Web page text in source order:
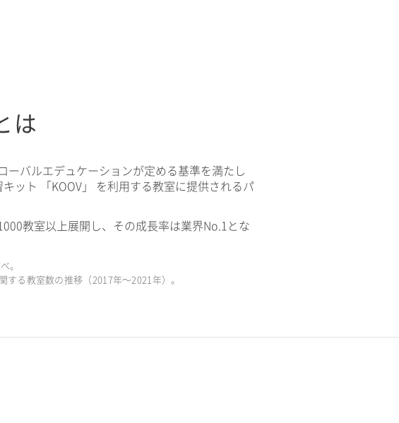
は
ーバルエデュケーションが定める基準を満たし
ット 「KOOV」 を利用する教室に提供されるパ
教室以上展開し、その成長率は業界No.1とな
。
する教室数の推移（2017年〜2021年）。